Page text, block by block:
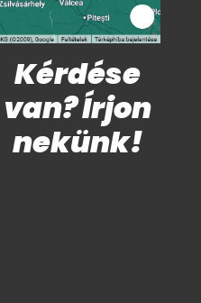
Kérdése
van? Írjon
nekünk!